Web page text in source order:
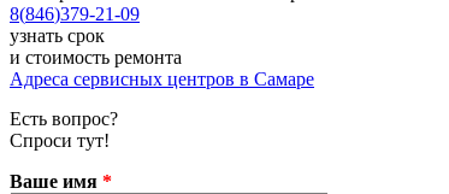
8(846)379-21-09
узнать срок
и стоимость ремонта
Адреса сервисных центров в Самаре
Есть вопрос?
Спроси тут!
Ваше имя *